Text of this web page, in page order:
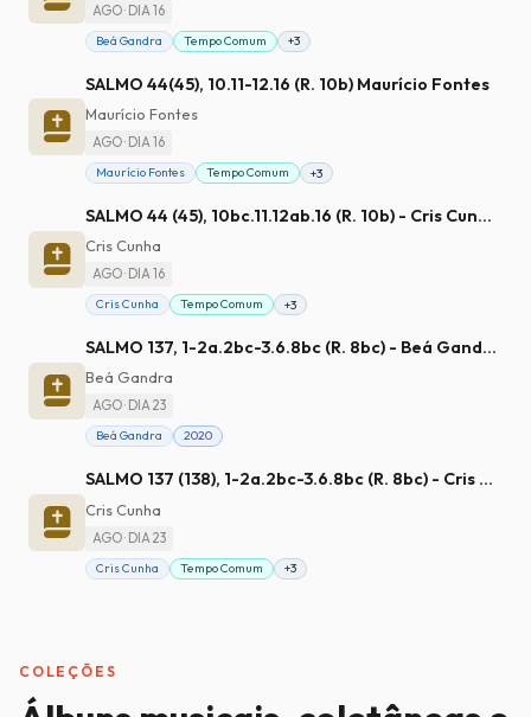
AGO · DIA 16
Beá Gandra Tempo Comum +3
SALMO 44(45), 10.11-12.16 (R. 10b) Maurício Fontes
Maurício Fontes
AGO · DIA 16
Maurício Fontes Tempo Comum +3
SALMO 44 (45), 10bc.11.12ab.16 (R. 10b) - Cris Cunha
Cris Cunha
AGO · DIA 16
Cris Cunha Tempo Comum +3
SALMO 137, 1-2a.2bc-3.6.8bc (R. 8bc) - Beá Gandra
Beá Gandra
AGO · DIA 23
Beá Gandra 2020
SALMO 137 (138), 1-2a.2bc-3.6.8bc (R. 8bc) - Cris Cunha
Cris Cunha
AGO · DIA 23
Cris Cunha Tempo Comum +3
COLEÇÕES